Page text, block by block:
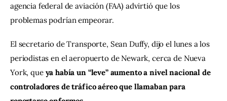
agencia federal de aviación (FAA) advirtió que los
problemas podrían empeorar.
El secretario de Transporte, Sean Duffy, dijo el lunes a los
periodistas en el aeropuerto de Newark, cerca de Nueva
York, que ya había un “leve” aumento a nivel nacional de
controladores de tráfico aéreo que llamaban para